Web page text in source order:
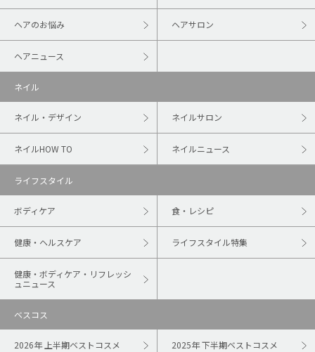
ヘアのお悩み ヘアサロン
ヘアニュース
ネイル
ネイル・デザイン ネイルサロン
ネイルHOW TO ネイルニュース
ライフスタイル
ボディケア 食・レシピ
健康・ヘルスケア ライフスタイル特集
健康・ボディケア・リフレッシ
ュニュース
ベスコス
2026年 上半期ベストコスメ 2025年 下半期ベストコスメ